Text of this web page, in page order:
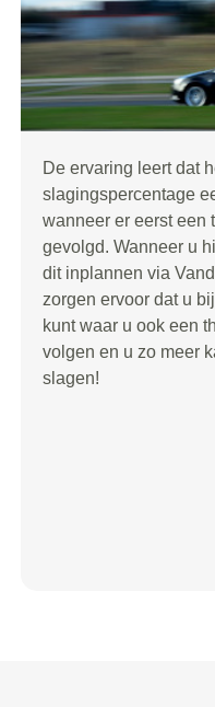
De ervaring leert dat
slagingspercentage
wanneer er eerst een
gevolgd. Wanneer u
dit inplannen via
zorgen ervoor dat u
kunt waar u ook een
volgen en u zo meer
slagen!